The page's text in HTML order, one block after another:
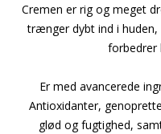
Cremen er rig og meget
trænger dybt ind i huden,
forbedrer
Er med avancerede
Antioxidanter,
glød og fugtighed,